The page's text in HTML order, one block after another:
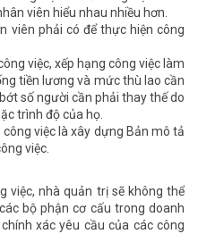
viên hiểu nhau nhiều hơn.
viên phải có để thực hiện công
việc, xếp hạng công việc làm
tiền lương và mức thù lao cần
số người cần phải thay thế do
trình độ của họ.
việc là xây dựng Bản mô tả
việc.
việc, nhà quản trị sẽ không thể
bộ phận cơ cấu trong doanh
xác yêu cầu của các công